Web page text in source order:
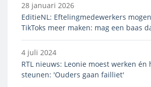
28 januari 2026
EditieNL: Eftelingmedewerkers
TikToks meer maken: mag een baas
4 juli 2024
RTL nieuws: Leonie moest werken én
steunen: 'Ouders gaan failliet'